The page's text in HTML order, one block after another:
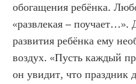
обогащения ребёнка.
«развлекая – поучает…».
развития ребёнка ему
воздух. «Пусть каждый
он увидит, что праздник